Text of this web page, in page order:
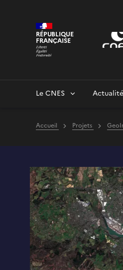
RÉPUBLIQUE
FRANÇAISE
Le CNES
Accueil Projets